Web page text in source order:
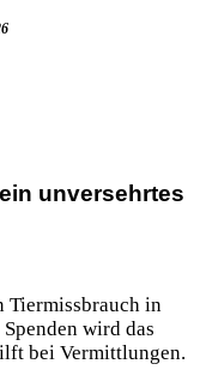
unversehrtes
Tiermissbrauch in
wird das
bei Vermittlungen.